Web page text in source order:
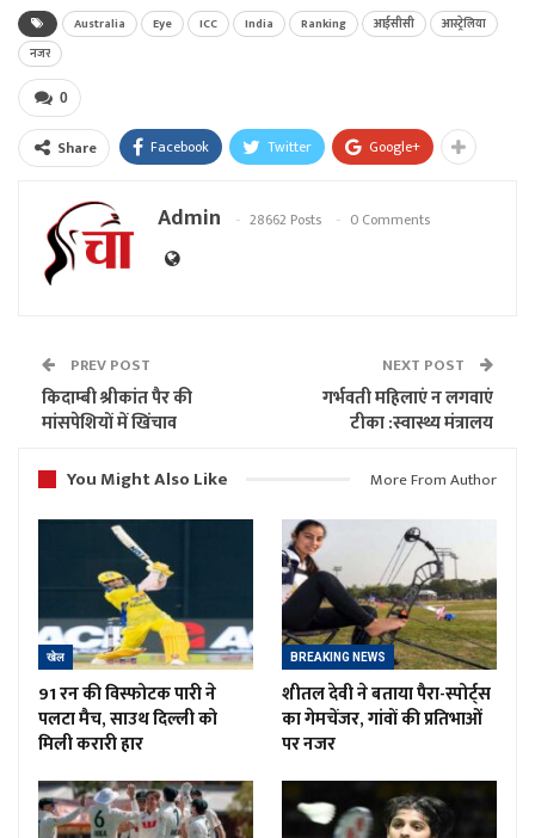
Australia Eye ICC India Ranking आईसीसी
आस्ट्रेलिया
नजर
0
Share Facebook Twitter Google+
Admin 28662 Posts 0 Comments
PREV POST
किदाम्बी श्रीकांत पैर की
मांसपेशियों में खिंचाव
NEXT POST
गर्भवती महिलाएं न लगवाएं
टीका :स्वास्थ्य मंत्रालय
You Might Also Like
More From Author
खेल
91 रन की विस्फोटक पारी ने
पलटा मैच, साउथ दिल्ली को
मिली करारी हार
BREAKING NEWS
शीतल देवी ने बताया पैरा-स्पोर्ट्स
का गेमचेंजर, गांवों की प्रतिभाओं
पर नजर